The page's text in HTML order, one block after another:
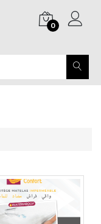
0